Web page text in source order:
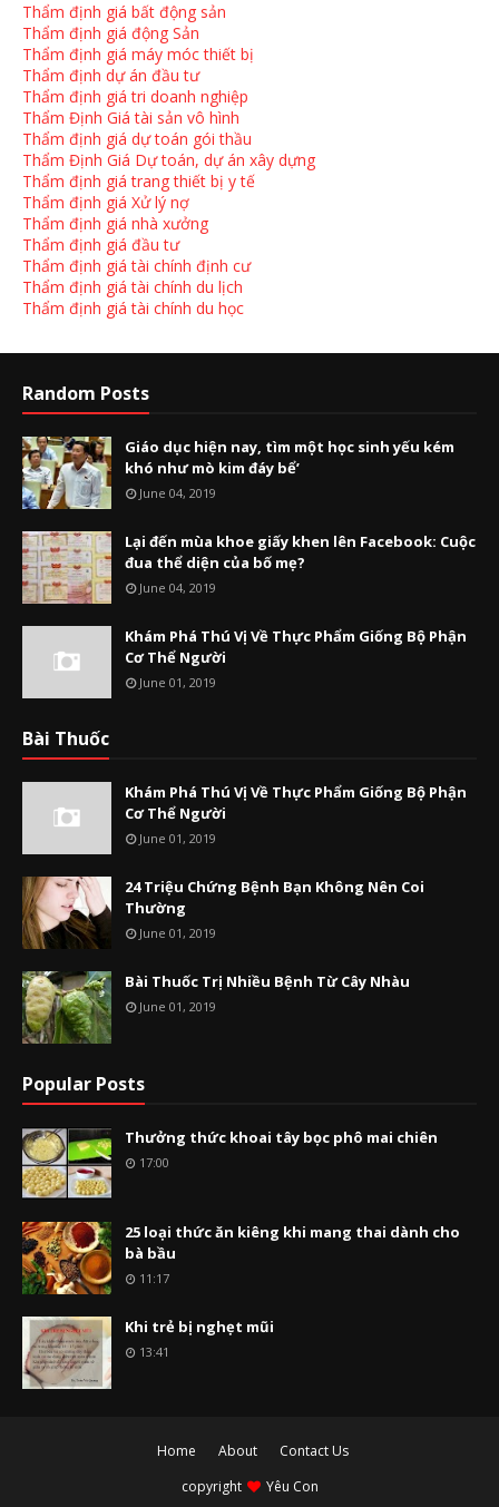
Thẩm định giá bất động sản
Thẩm định giá động Sản
Thẩm định giá máy móc thiết bị
Thẩm định dự án đầu tư
Thẩm định giá tri doanh nghiệp
Thẩm Định Giá tài sản vô hình
Thẩm định giá dự toán gói thầu
Thẩm Định Giá Dự toán, dự án xây dựng
Thẩm định giá trang thiết bị y tế
Thẩm định giá Xử lý nợ
Thẩm định giá nhà xưởng
Thẩm định giá đầu tư
Thẩm định giá tài chính định cư
Thẩm định giá tài chính du lịch
Thẩm định giá tài chính du học
Random Posts
Giáo dục hiện nay, tìm một học sinh yếu kém
khó như mò kim đáy bể’
June 04, 2019
Lại đến mùa khoe giấy khen lên Facebook: Cuộc
đua thể diện của bố mẹ?
June 04, 2019
Khám Phá Thú Vị Về Thực Phẩm Giống Bộ Phận
Cơ Thể Người
June 01, 2019
Bài Thuốc
Khám Phá Thú Vị Về Thực Phẩm Giống Bộ Phận
Cơ Thể Người
June 01, 2019
24 Triệu Chứng Bệnh Bạn Không Nên Coi
Thường
June 01, 2019
Bài Thuốc Trị Nhiều Bệnh Từ Cây Nhàu
June 01, 2019
Popular Posts
Thưởng thức khoai tây bọc phô mai chiên
17:00
25 loại thức ăn kiêng khi mang thai dành cho
bà bầu
11:17
Khi trẻ bị nghẹt mũi
13:41
Home About
Contact Us
copyright
Yêu Con